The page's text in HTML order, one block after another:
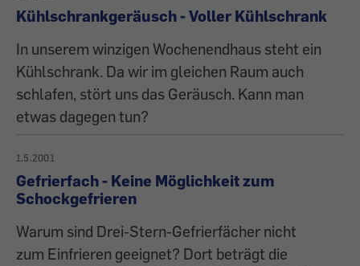
Kühlschrankgeräusch - Voller Kühlschrank
In unserem winzigen Wochenendhaus steht ein
Kühlschrank. Da wir im gleichen Raum auch
schlafen, stört uns das Geräusch. Kann man
etwas dagegen tun?
1.5.2001
Gefrierfach - Keine Möglichkeit zum
Schockgefrieren
Warum sind Drei-Stern-Gefrierfächer nicht
zum Einfrieren geeignet? Dort beträgt die